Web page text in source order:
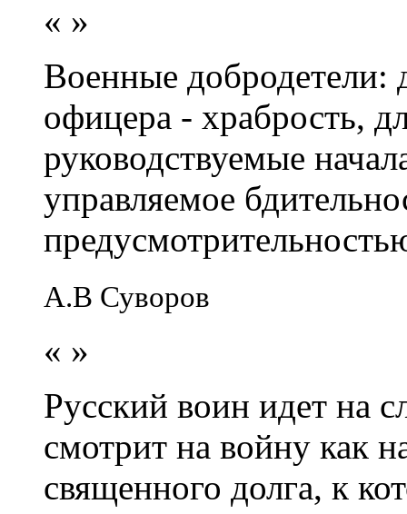
« »
Военные добродетели:
офицера - храбрость,
руководствуемые
управляемое
А.В Суворов
« »
Русский воин идет на
смотрит на войну как
священного долга, к